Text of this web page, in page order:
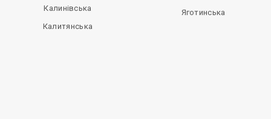
Калинівська
Калитянська
Яготинська